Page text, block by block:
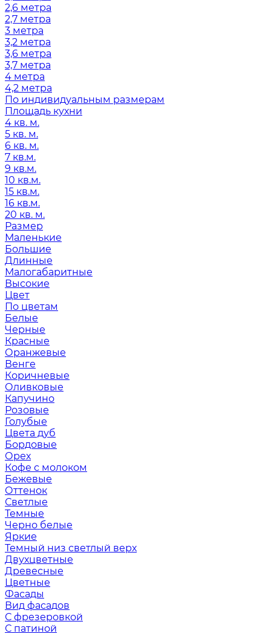
2,6 метра
2,7 метра
3 метра
3,2 метра
3,6 метра
3,7 метра
4 метра
4,2 метра
По индивидуальным размерам
Площадь кухни
4 кв. м.
5 кв. м.
6 кв. м.
7 кв.м.
9 кв.м.
10 кв.м.
15 кв.м.
16 кв.м.
20 кв. м.
Размер
Маленькие
Большие
Длинные
Малогабаритные
Высокие
Цвет
По цветам
Белые
Черные
Красные
Оранжевые
Венге
Коричневые
Оливковые
Капучино
Розовые
Голубые
Цвета дуб
Бордовые
Орех
Кофе с молоком
Бежевые
Оттенок
Светлые
Темные
Черно белые
Яркие
Темный низ светлый верх
Двухцветные
Древесные
Цветные
Фасады
Вид фасадов
С фрезеровкой
С патиной